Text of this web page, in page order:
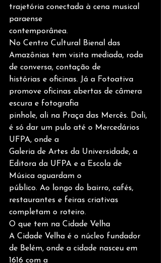
trajetória conectada à cena musical
paraense
contemporânea.
No Centro Cultural Bienal das
Amazônias tem visita mediada, roda
de conversa, contação de
histórias e oficinas. Já a Fotoativa
promove oficinas abertas de câmera
escura e fotografia
pinhole, ali na Praça das Mercês. Dali,
é só dar um pulo até o Mercedários
UFPA, onde a
Galeria de Artes da Universidade, a
Editora da UFPA e a Escola de
Música aguardam o
público. Ao longo do bairro, cafés,
restaurantes e feiras criativas
completam o roteiro.
O que tem na Cidade Velha
A Cidade Velha é o núcleo fundador
de Belém, onde a cidade nasceu em
1616 com a